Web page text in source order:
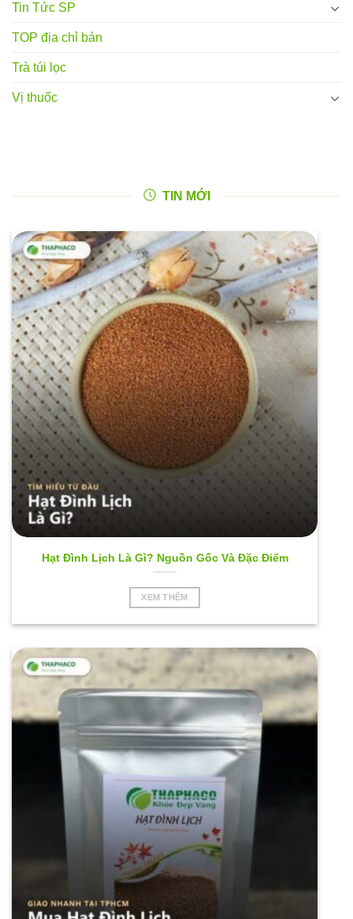
Tin Tức SP
TOP địa chỉ bán
Trà túi lọc
Vị thuốc
TIN MỚI
Hạt Đình Lịch Là Gì? Nguồn Gốc Và Đặc Điểm
XEM THÊM